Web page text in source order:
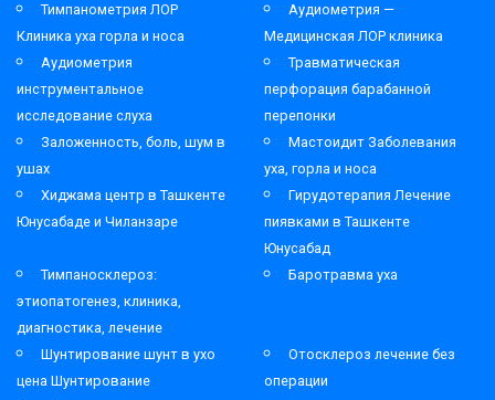
Тимпанометрия ЛОР
Клиника уха горла и носа
Аудиометрия —
Медицинская ЛОР клиника
Аудиометрия
инструментальное
исследование слуха
Травматическая
перфорация барабанной
перепонки
Заложенность, боль, шум в
ушах
Мастоидит Заболевания
уха, горла и носа
Хиджама центр в Ташкенте
Юнусабаде и Чиланзаре
Гирудотерапия Лечение
пиявками в Ташкенте
Юнусабад
Тимпаносклероз:
этиопатогенез, клиника,
диагностика, лечение
Баротравма уха
Шунтирование шунт в ухо
цена Шунтирование
Отосклероз лечение без
операции